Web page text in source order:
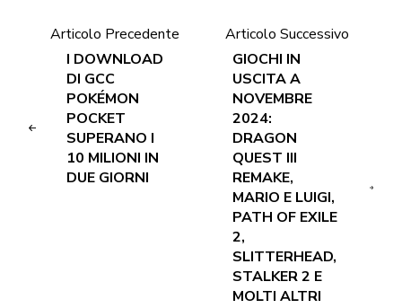
Articolo Precedente
I DOWNLOAD
DI GCC
POKÉMON
POCKET
SUPERANO I
10 MILIONI IN
DUE GIORNI
Articolo Successivo
GIOCHI IN
USCITA A
NOVEMBRE
2024:
DRAGON
QUEST III
REMAKE,
MARIO E LUIGI,
PATH OF EXILE
2,
SLITTERHEAD,
STALKER 2 E
MOLTI ALTRI